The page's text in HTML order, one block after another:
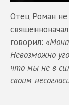
Отец Роман
говорил:
Невозможно
что мы не в
своим